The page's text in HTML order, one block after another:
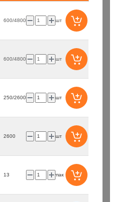
600/4800 шт
600/4800 шт
250/2600 шт
2600 шт
13 упак